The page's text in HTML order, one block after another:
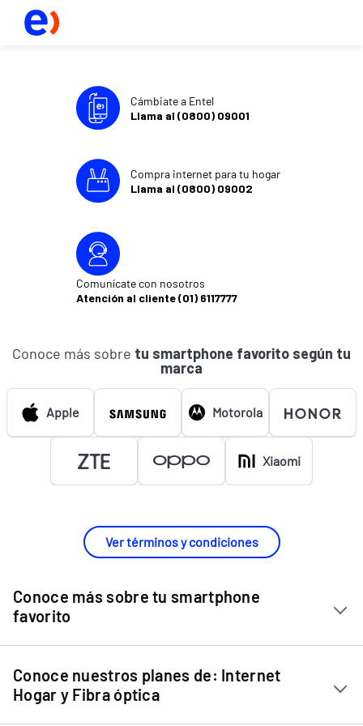
Cámbiate a Entel
Llama al (0800) 09001
Compra internet para tu hogar
Llama al (0800) 09002
Comunícate con nosotros
Atención al cliente (01) 6117777
Conoce más sobre tu smartphone favorito según tu
marca
Apple Motorola
Xiaomi
Ver términos y condiciones
Conoce más sobre tu smartphone
favorito
Chip Entel
Apple iPhone 11
Apple iPhone 12 Mini
Conoce nuestros planes de: Internet
Hogar y Fibra óptica